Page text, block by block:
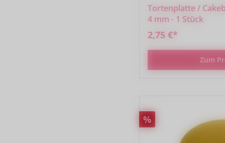
Tortenplatte /
4 mm - 1 Stück
2,75 €*
Zum
Rabatt
%